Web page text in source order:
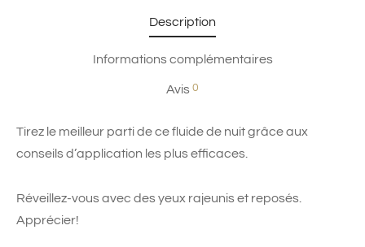
Description
Informations complémentaires
Avis 0
Tirez le meilleur parti de ce fluide de nuit grâce aux
conseils d’application les plus efficaces.
Réveillez-vous avec des yeux rajeunis et reposés.
Apprécier!